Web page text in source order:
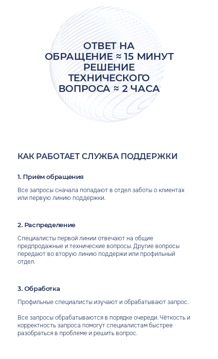
ОТВЕТ НА
ОБРАЩЕНИЕ ≈ 15 МИНУТ
РЕШЕНИЕ
ТЕХНИЧЕСКОГО
ВОПРОСА ≈ 2 ЧАСА
КАК РАБОТАЕТ СЛУЖБА ПОДДЕРЖКИ
1. Приём обращения
Все запросы сначала попадают в отдел заботы о клиентах
или первую линию поддержки.
2. Распределение
Специалисты первой линии отвечают на общие
предпродажные и технические вопросы. Другие вопросы
передают во вторую линию поддержи или профильный
отдел.
3. Обработка
Профильные специалисты изучают и обрабатывают запрос.
Все запросы обрабатываются в порядке очереди. Чёткость и
корректность запроса помогут специалистам быстрее
разобраться в проблеме и решить вопрос.